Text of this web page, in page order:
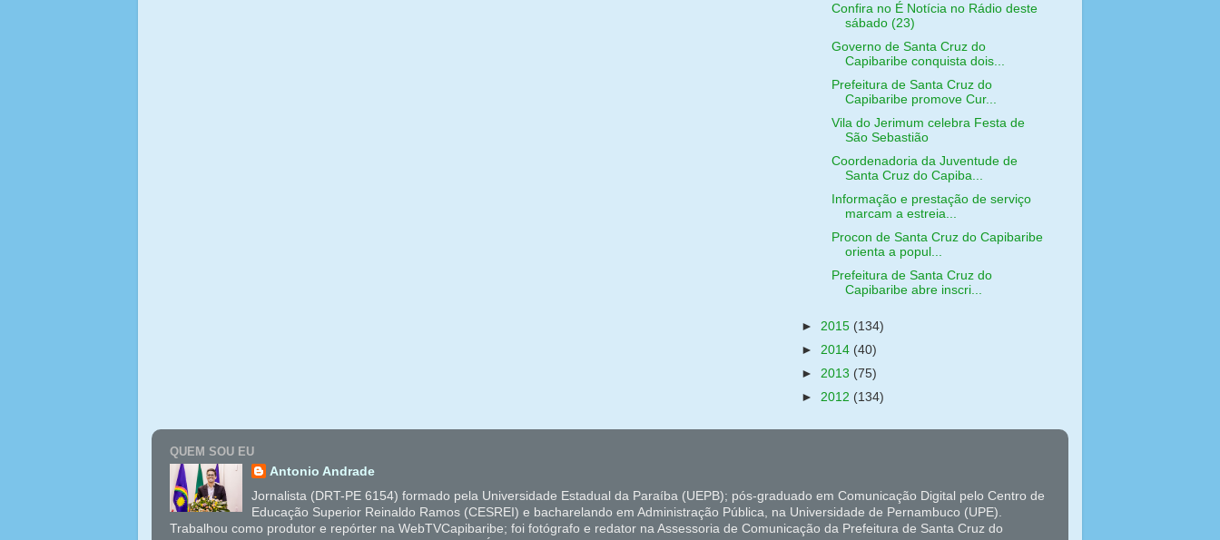
Confira no É Notícia no Rádio deste
sábado (23)
Governo de Santa Cruz do
Capibaribe conquista dois...
Prefeitura de Santa Cruz do
Capibaribe promove Cur...
Vila do Jerimum celebra Festa de
São Sebastião
Coordenadoria da Juventude de
Santa Cruz do Capiba...
Informação e prestação de serviço
marcam a estreia...
Procon de Santa Cruz do Capibaribe
orienta a popul...
Prefeitura de Santa Cruz do
Capibaribe abre inscri...
► 2015 (134)
► 2014 (40)
► 2013 (75)
► 2012 (134)
QUEM SOU EU
Antonio Andrade
Jornalista (DRT-PE 6154) formado pela Universidade Estadual da Paraíba (UEPB); pós-graduado em Comunicação Digital pelo Centro de
Educação Superior Reinaldo Ramos (CESREI) e bacharelando em Administração Pública, na Universidade de Pernambuco (UPE).
Trabalhou como produtor e repórter na WebTVCapibaribe; foi fotógrafo e redator na Assessoria de Comunicação da Prefeitura de Santa Cruz do